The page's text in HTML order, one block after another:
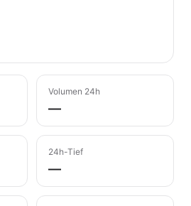
Volumen 24h
—
24h-Tief
—